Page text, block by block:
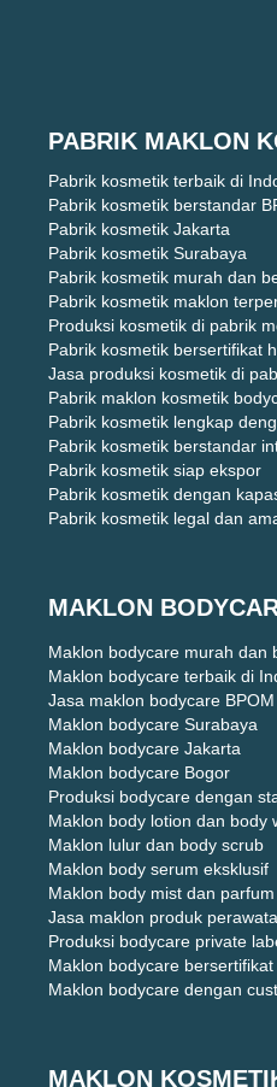
PABRIK MAKLON
Pabrik kosmetik terbaik di
Pabrik kosmetik berstandar
Pabrik kosmetik Jakarta
Pabrik kosmetik Surabaya
Pabrik kosmetik murah dan
Pabrik kosmetik maklon
Produksi kosmetik di pabrik
Pabrik kosmetik bersertifikat
Jasa produksi kosmetik di
Pabrik maklon kosmetik
Pabrik kosmetik lengkap
Pabrik kosmetik berstandar
Pabrik kosmetik siap ekspor
Pabrik kosmetik dengan
Pabrik kosmetik legal dan
MAKLON
Maklon bodycare murah dan
Maklon bodycare terbaik di
Jasa maklon bodycare BPOM
Maklon bodycare Surabaya
Maklon bodycare Jakarta
Maklon bodycare Bogor
Produksi bodycare dengan
Maklon body lotion dan body
Maklon lulur dan body scrub
Maklon body serum eksklusif
Maklon body mist dan parfum
Jasa maklon produk
Produksi bodycare private
Maklon bodycare
Maklon bodycare dengan
MAKLON